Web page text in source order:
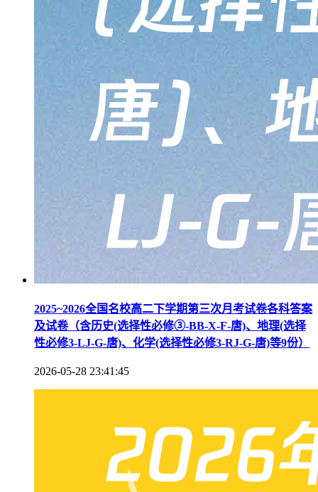
2025~2026全国名校高二下学期第三次月考试卷各科答案
及试卷（含历史(选择性必修③-BB-X-F-唐)、地理(选择
性必修3-LJ-G-唐)、化学(选择性必修3-RJ-G-唐)等9份）
2026-05-28 23:41:45